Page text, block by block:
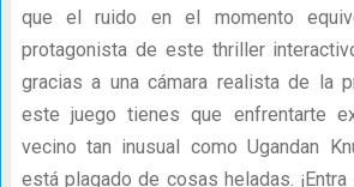
que el ruido en el momento
protagonista de este thriller
gracias a una cámara realista de la
este juego tienes que enfrentarte
vecino tan inusual como Ugandan
está plagado de cosas heladas.